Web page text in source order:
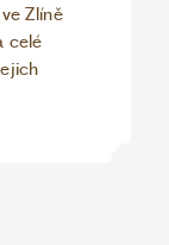
Zlíně
celé